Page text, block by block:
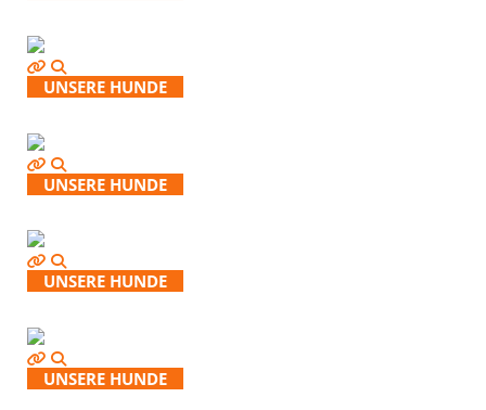
UNSERE HUNDE
UNSERE HUNDE
UNSERE HUNDE
UNSERE HUNDE